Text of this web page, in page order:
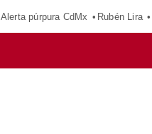
Alerta púrpura CdMx Rubén Lira